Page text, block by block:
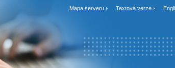
Mapa serveru Textová verze